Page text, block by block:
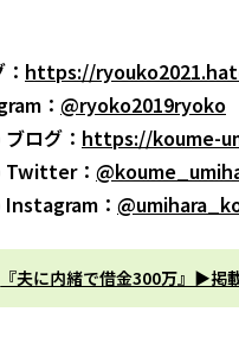
https://
： @ryoko2019ryoko
ログ： https://koume-
Twitter：
Instagram：
『夫に内緒で借金300万』▶掲